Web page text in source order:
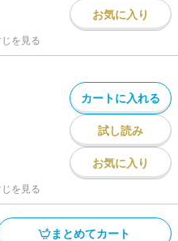
お気に入り
を見る
カートに入れる
試し読み
お気に入り
を見る
まとめてカート